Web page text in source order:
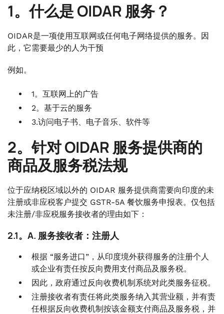
1。什么是 OIDAR 服务？
OIDAR是一项使用互联网或任何电子网络提供的服务。因
此，它需要最少的人为干预
例如。
1。互联网上的广告
2。基于云的服务
3.访问电子书、电子音乐、软件等
2。针对 OIDAR 服务提供商的
商品及服务税法规
位于应纳税区域以外的 OIDAR 服务提供商需要向印度的未
注册或非应税客户提交 GSTR-5A 餐饮服务申报表。仅包括
未注册/非应税服务接收者的理由如下：
2.1。A. 服务接收者：注册人
根据 “服务进口”，从印度境外获得服务的注册个人
或企业有责任按反向费用支付商品及服务税。
因此，政府通过反向收费机制系统对此类服务征税。
注册接收者有责任将此类服务纳入其营业额，并有责
任根据反向收费机制按该金额支付商品及服务税，并